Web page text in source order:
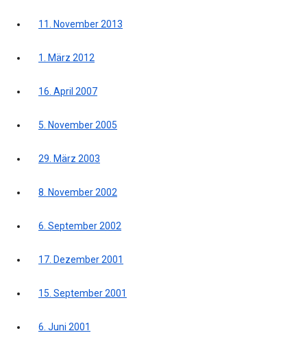
11. November 2013
1. März 2012
16. April 2007
5. November 2005
29. März 2003
8. November 2002
6. September 2002
17. Dezember 2001
15. September 2001
6. Juni 2001